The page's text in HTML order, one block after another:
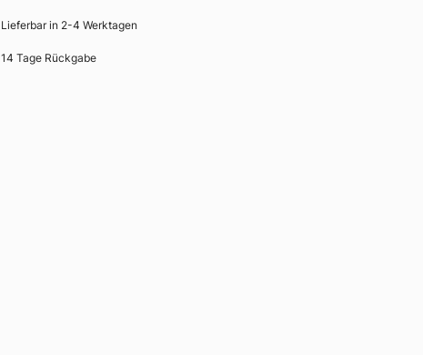
Lieferbar in 2-4 Werktagen
14 Tage Rückgabe